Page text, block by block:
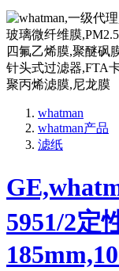
whatman
whatman产品
滤纸
5951/2定